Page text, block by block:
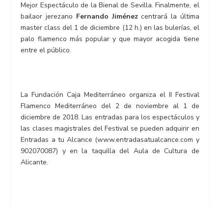
Mejor Espectáculo de la Bienal de Sevilla. Finalmente, el
bailaor jerezano Fernando Jiménezcentrará la última
master class del 1 de diciembre (12 h.) en las bulerías, el
palo flamenco más popular y que mayor acogida tiene
entre el público.
La Fundación Caja Mediterráneo organiza el II Festival
Flamenco Mediterráneo del 2 de noviembre al 1 de
diciembre de 2018. Las entradas para los espectáculos y
las clases magistrales del Festival se pueden adquirir en
Entradas a tu Alcance (www.entradasatualcance.com y
902070087) y en la taquilla del Aula de Cultura de
Alicante.